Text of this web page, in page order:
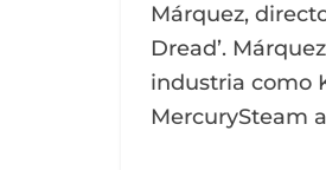
Márquez,
Dread’.
industria como
MercurySteam